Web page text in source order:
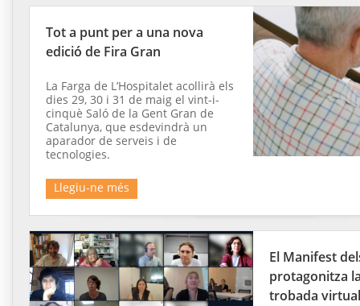
Tot a punt per a una nova
edició de Fira Gran
La Farga de L’Hospitalet acollirà els
dies 29, 30 i 31 de maig el vint-i-
cinquè Saló de la Gent Gran de
Catalunya, que esdevindrà un
aparador de serveis i de
tecnologies.
Llegiu-ne més
El Manifest
protagonitza
trobada virtual